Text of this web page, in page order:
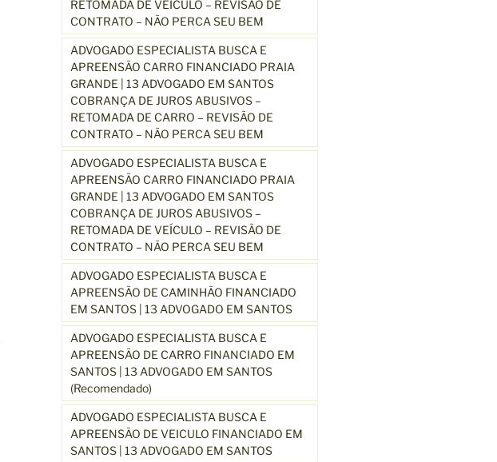
RETOMADA DE VEÍCULO – REVISÃO DE
CONTRATO – NÃO PERCA SEU BEM
ADVOGADO ESPECIALISTA BUSCA E
APREENSÃO CARRO FINANCIADO PRAIA
GRANDE | 13 ADVOGADO EM SANTOS
COBRANÇA DE JUROS ABUSIVOS –
RETOMADA DE CARRO – REVISÃO DE
CONTRATO – NÃO PERCA SEU BEM
ADVOGADO ESPECIALISTA BUSCA E
APREENSÃO CARRO FINANCIADO PRAIA
GRANDE | 13 ADVOGADO EM SANTOS
COBRANÇA DE JUROS ABUSIVOS –
RETOMADA DE VEÍCULO – REVISÃO DE
CONTRATO – NÃO PERCA SEU BEM
ADVOGADO ESPECIALISTA BUSCA E
APREENSÃO DE CAMINHÃO FINANCIADO
EM SANTOS | 13 ADVOGADO EM SANTOS
ADVOGADO ESPECIALISTA BUSCA E
APREENSÃO DE CARRO FINANCIADO EM
SANTOS | 13 ADVOGADO EM SANTOS
(Recomendado)
ADVOGADO ESPECIALISTA BUSCA E
APREENSÃO DE VEICULO FINANCIADO EM
SANTOS | 13 ADVOGADO EM SANTOS